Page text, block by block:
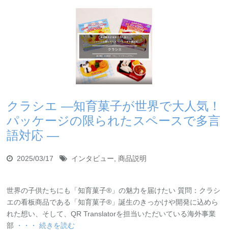
クラシエ ―知育菓子が世界で大人気！
パッケージの限られたスペースで多言
語対応 ―
2025/03/17 インタビュー 商品説明
世界の子供たちにも「知育菓子®︎」の魅力を届けたい 質問：クラシ
エの看板商品である「知育菓子®︎」誕生のきっかけや開発に込めら
れた想い、そして、QR Translatorを担当いただいている海外事業
部
・・・ 続きを読む